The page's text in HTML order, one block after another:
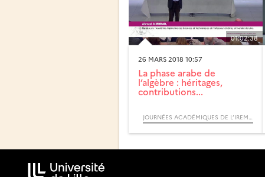
01:02:38
26 MARS 2018 10:57
La phase arabe de
l’algèbre : héritages,
contributions...
JOURNÉES ACADÉMIQUES DE L’IREM DE LILLE 2018 : HORIZONS MATHÉMATIQUES EN L’HONNEUR DE RUDOLF BKOUCHE